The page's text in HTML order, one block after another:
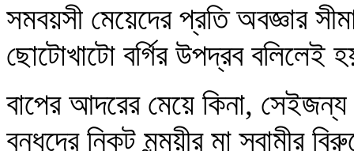
সমবয়সী মেয়েদের প্রতি অবজ্ঞার
ছোটোখাটো বর্গির উপদ্রব বলিলেই
বাপের আদরের মেয়ে কিনা,
বন্ধুদের নিকট মৃন্ময়ীর মা স্বামীর